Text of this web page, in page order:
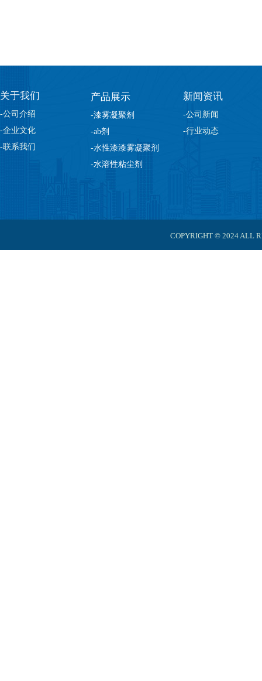
关于我们
-公司介绍
-企业文化
-联系我们
产品展示
-漆雾凝聚剂
-ab剂
-水性漆漆雾凝聚剂
-水溶性粘尘剂
新闻资讯
-公司新闻
-行业动态
COPYRIGHT © 2024 ALL